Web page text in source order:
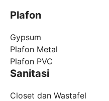
Plafon
Gypsum
Plafon Metal
Plafon PVC
Sanitasi
Closet dan Wastafel